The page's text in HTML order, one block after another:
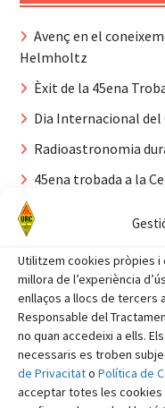
Utilitzem cookies pròpies
millora de l’experiència
enllaços a llocs de tercers
Responsable del
no quan accedeixi a ells.
necessaris es troben
de Privacitato Política de
acceptar totes les cookies
Avenç en el
Helmholtz
Èxit de la 45ena
Dia Internacional del
Radioastronomia
45ena trobada a la
Comentaris
EA3FRB, Jaumeen
admin enRobatori al
EA3FRB, Jaumeen
artificial
EA3WR, Joanen
FM (imatges)